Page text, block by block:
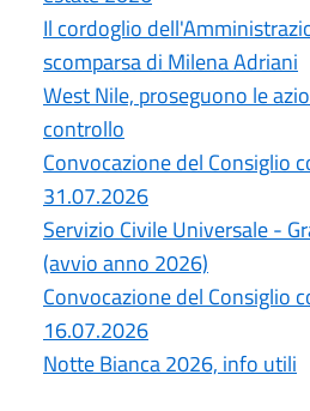
Il cordoglio
scomparsa di Milena Adriani
West Nile, proseguono le
controllo
Convocazione del Consiglio
31.07.2026
Servizio Civile Universale -
(avvio anno 2026)
Convocazione del Consiglio
16.07.2026
Notte Bianca 2026, info utili